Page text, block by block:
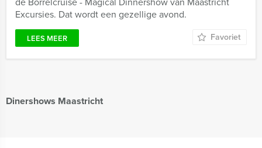
Dinershows Maastricht
Excursies. Dat wordt een gezellige avond.
LEES MEER Favoriet